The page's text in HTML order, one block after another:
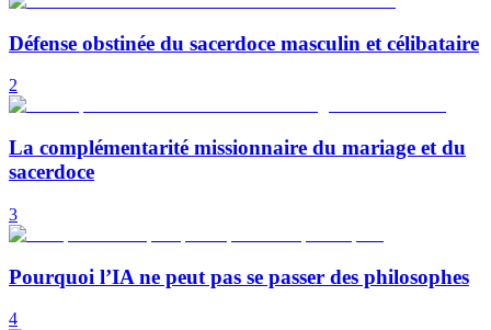
Défense obstinée du sacerdoce masculin et célibataire
2
La complémentarité missionnaire du mariage et du
sacerdoce
3
Pourquoi l’IA ne peut pas se passer des philosophes
4